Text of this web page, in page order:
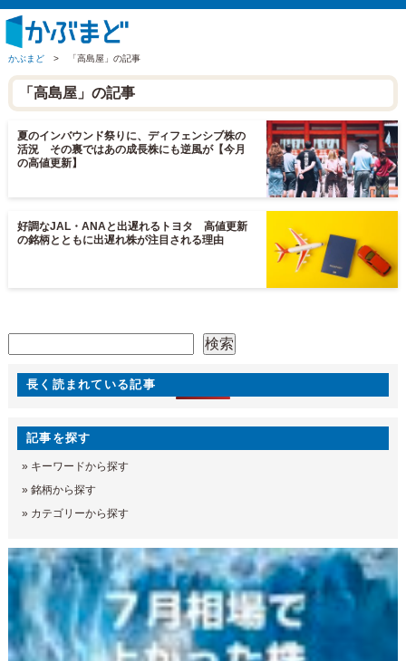
かぶまど > 「高島屋」の記事
「高島屋」の記事
夏のインバウンド祭りに、ディフェンシブ株の
活況 その裏ではあの成長株にも逆風が【今月
の高値更新】
好調なJAL・ANAと出遅れるトヨタ 高値更新
の銘柄とともに出遅れ株が注目される理由
検索
長く読まれている記事
記事を探す
» キーワードから探す
» 銘柄から探す
» カテゴリーから探す